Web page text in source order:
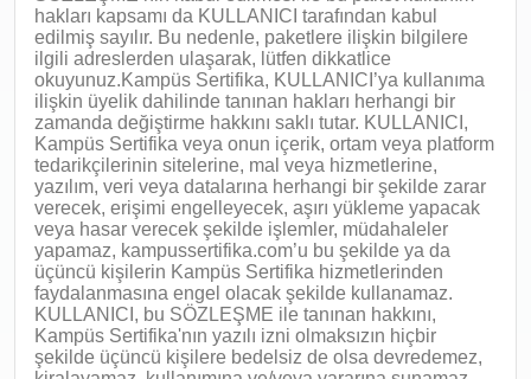
hakları kapsamı da KULLANICI tarafından kabul
edilmiş sayılır. Bu nedenle, paketlere ilişkin bilgilere
ilgili adreslerden ulaşarak, lütfen dikkatlice
okuyunuz.Kampüs Sertifika, KULLANICI’ya kullanıma
ilişkin üyelik dahilinde tanınan hakları herhangi bir
zamanda değiştirme hakkını saklı tutar. KULLANICI,
Kampüs Sertifika veya onun içerik, ortam veya platform
tedarikçilerinin sitelerine, mal veya hizmetlerine,
yazılım, veri veya datalarına herhangi bir şekilde zarar
verecek, erişimi engelleyecek, aşırı yükleme yapacak
veya hasar verecek şekilde işlemler, müdahaleler
yapamaz, kampussertifika.com’u bu şekilde ya da
üçüncü kişilerin Kampüs Sertifika hizmetlerinden
faydalanmasına engel olacak şekilde kullanamaz.
KULLANICI, bu SÖZLEŞME ile tanınan hakkını,
Kampüs Sertifika'nın yazılı izni olmaksızın hiçbir
şekilde üçüncü kişilere bedelsiz de olsa devredemez,